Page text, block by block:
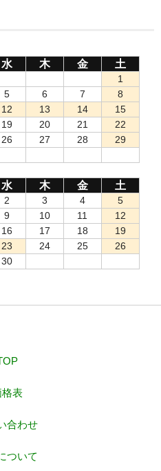
水 木 金 土
1
5 6 7
8
12 13 14
15
19 20 21
22
26 27 28
29
水 木 金 土
2 3 4
5
9 10 11
12
16 17 18
19
23 24 25
26
30
格表
合わせ
ついて